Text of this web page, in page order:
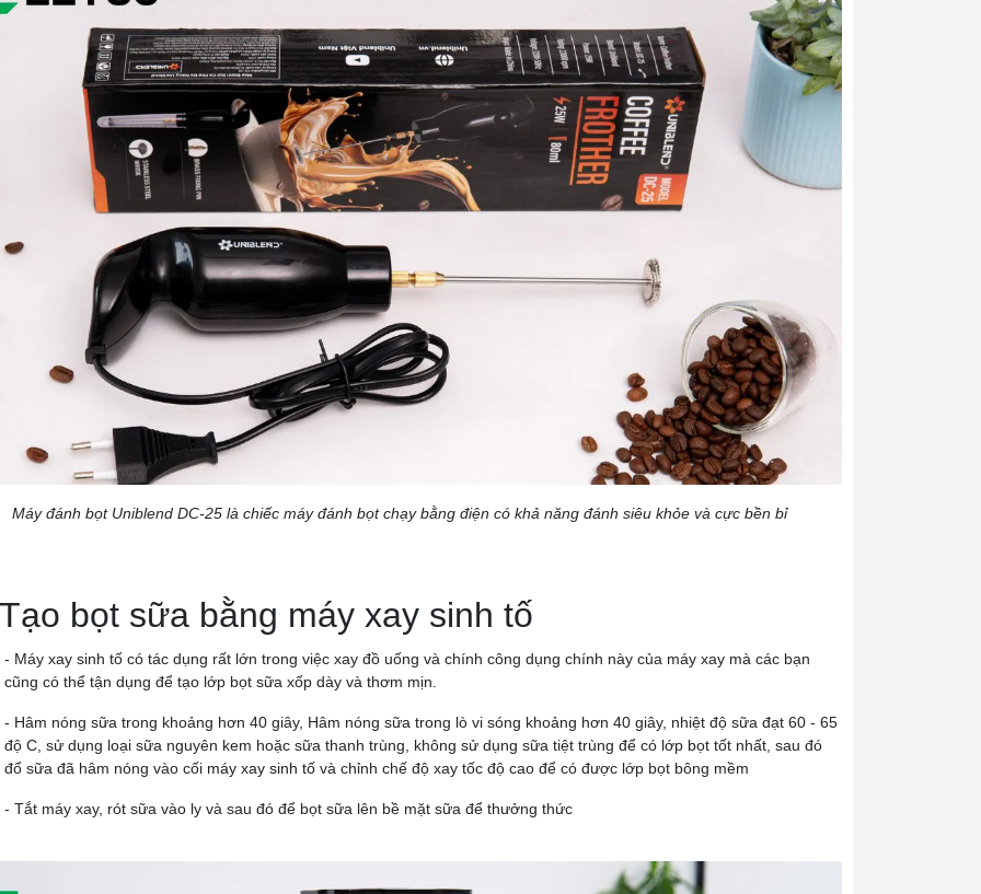
Máy đánh bọt Uniblend DC-25 là chiếc máy đánh bọt chạy bằng điện có khả năng đánh siêu khỏe và cực bền bỉ
bọt sữa bằng máy xay sinh tố
- Máy xay sinh tố có tác dụng rất lớn trong việc xay đồ uống và chính công dụng chính này của máy xay mà các bạn
cũng có thể tận dụng để tạo lớp bọt sữa xốp dày và thơm mịn.
- Hâm nóng sữa trong khoảng hơn 40 giây, Hâm nóng sữa trong lò vi sóng khoảng hơn 40 giây, nhiệt độ sữa đạt 60 - 65
độ C, sử dụng loại sữa nguyên kem hoặc sữa thanh trùng, không sử dụng sữa tiệt trùng để có lớp bọt tốt nhất, sau đó
đổ sữa đã hâm nóng vào cối máy xay sinh tố và chỉnh chế độ xay tốc độ cao để có được lớp bọt bông mềm
- Tắt máy xay, rót sữa vào ly và sau đó để bọt sữa lên bề mặt sữa để thưởng thức